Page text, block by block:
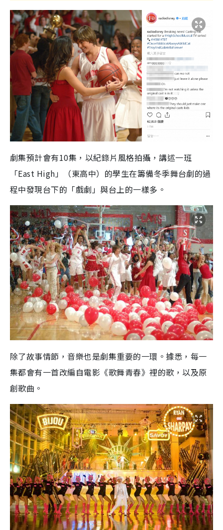
劇集預計會有10集，以紀錄片風格拍攝，講述一班
「East High」（東高中）的學生在籌備冬季舞台劇的過
程中發現台下的「戲劇」與台上的一樣多。
除了故事情節，音樂也是劇集重要的一環。據悉，每一
集都會有一首改編自電影《歌舞青春》裡的歌，以及原
創歌曲。